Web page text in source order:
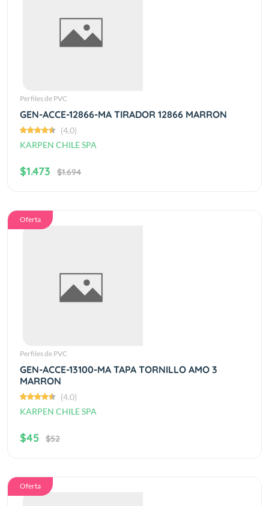
Perfiles de PVC
GEN-ACCE-12866-MA TIRADOR 12866 MARRON
(4.0)
KARPEN CHILE SPA
$1.473 $1.694
Oferta
Perfiles de PVC
GEN-ACCE-13100-MA TAPA TORNILLO AMO 3
MARRON
(4.0)
KARPEN CHILE SPA
$45 $52
Oferta